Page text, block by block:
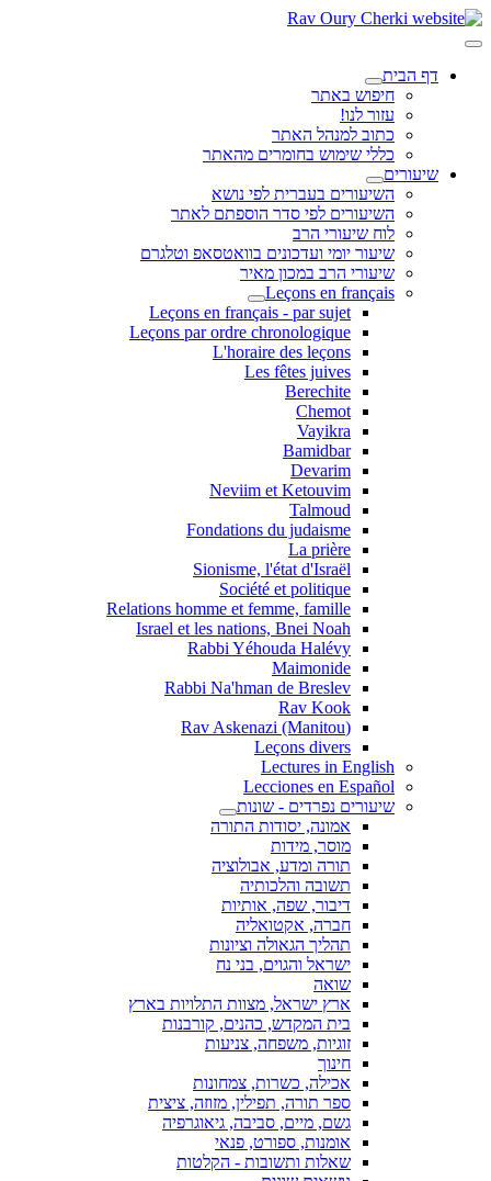
דף הבית
חיפוש באתר
עזור לנו!
כתוב למנהל האתר
כללי שימוש בחומרים מהאתר
שיעורים
השיעורים בעברית לפי נושא
השיעורים לפי סדר הוספתם לאתר
לוח שיעורי הרב
שיעור יומי ועדכונים בוואטסאפ וטלגרם
שיעורי הרב במכון מאיר
Leçons en français
Leçons en français - par sujet
Leçons par ordre chronologique
L'horaire des leçons
Les fêtes juives
Berechite
Chemot
Vayikra
Bamidbar
Devarim
Neviim et Ketouvim
Talmoud
Fondations du judaisme
La prière
Sionisme, l'état d'Israël
Société et politique
Relations homme et femme, famille
Israel et les nations, Bnei Noah
Rabbi Yéhouda Halévy
Maimonide
Rabbi Na'hman de Breslev
Rav Kook
(Rav Askenazi (Manitou
Leçons divers
Lectures in English
Lecciones en Español
שיעורים נפרדים - שונות
אמונה, יסודות התורה
מוסר, מידות
תורה ומדע, אבולוציה
תשובה והלכותיה
דיבור, שפה, אותיות
חברה, אקטואליה
תהליך הגאולה וציונות
ישראל והגוים, בני נח
שואה
ארץ ישראל, מצוות התלויות בארץ
בית המקדש, כהנים, קורבנות
זוגיות, משפחה, צניעות
חינוך
אכילה, כשרות, צמחונות
ספר תורה, תפילין, מזוזה, ציצית
גשם, מיים, סביבה, גיאוגרפיה
אומנות, ספורט, פנאי
שאלות ותשובות - הקלטות